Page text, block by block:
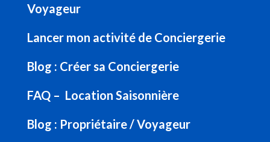
Voyageur
Lancer mon activité de Conciergerie
Blog : Créer sa Conciergerie
FAQ – Location Saisonnière
Blog : Propriétaire / Voyageur